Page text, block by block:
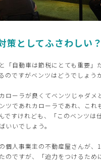
策としてふさわしい？
「自動車は節税にとても重要」
のですがベンツはどうでしょう
ローラが良くてベンツじゃダメ
ツであれカローラであれ、これ
ですけれども、「このベンツは
いいでしょう。
個人事業主の不動産屋さんが、
のですが、「迫力をつけるため